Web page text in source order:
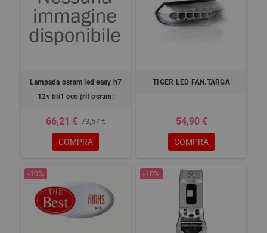
Lampada osram led easy h7
12v bli1 eco (rif osram:
66,21 € 73,57 €
COMPRA
TIGER LED FAN.TARGA
54,90 €
COMPRA
-10% -10%